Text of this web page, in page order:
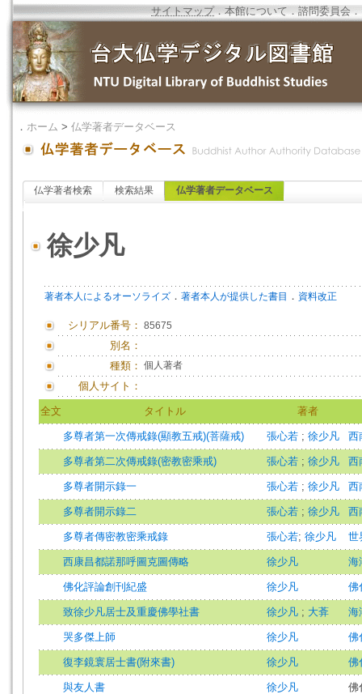
サイトマップ．本館について ．諮問委員会 ．
． ホーム > 仏学著者データベース
仏学著者検索 検索結果 仏学著者データベース
徐少凡
著者本人によるオーソライズ ． 著者本人が提供した書目 ． 資料改正
シリアル番号： 85675
別名：
種類： 個人著者
個人サイト：
全文 タイトル 著者
多尊者第一次傳戒錄(顯教五戒)(菩薩戒) 張心若 ; 徐少凡 西
多尊者第二次傳戒錄(密教密乘戒) 張心若 ; 徐少凡 西
多尊者開示錄一 張心若 ; 徐少凡 西
多尊者開示錄二 張心若 ; 徐少凡 西
多尊者傳密教密乘戒錄 張心若; 徐少凡 世
西康昌都諾那呼圖克圖傳略 徐少凡 海
佛化評論創刊紀盛 徐少凡 佛
致徐少凡居士及重慶佛學社書 徐少凡 ; 大葊 海
哭多傑上師 徐少凡 佛
復李鏡寰居士書(附來書) 徐少凡 佛
與友人書 徐少凡 佛